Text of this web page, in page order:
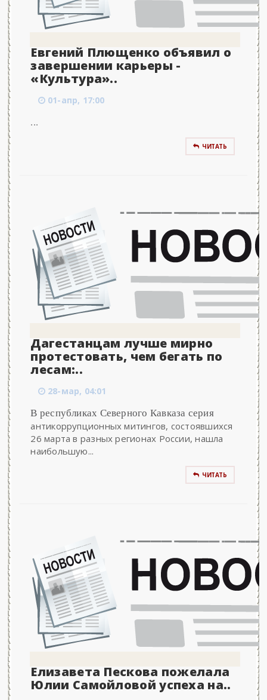
Евгений Плющенко объявил о
завершении карьеры -
«Культура»..
01-апр, 17:00
...
ЧИТАТЬ
Дагестанцам лучше мирно
протестовать, чем бегать по
лесам:..
28-мар, 04:01
В республиках Северного Кавказа серия
антикоррупционных митингов, состоявшихся
26 марта в разных регионах России, нашла
наибольшую...
ЧИТАТЬ
Елизавета Пескова пожелала
Юлии Самойловой успеха на..